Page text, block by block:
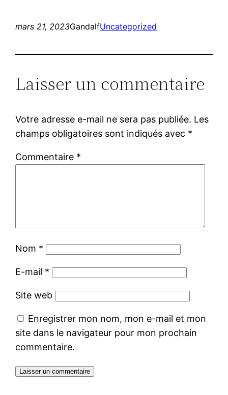
mars 21, 2023GandalfUncategorized
Laisser un commentaire
Votre adresse e-mail ne sera pas publiée. Les
champs obligatoires sont indiqués avec *
Commentaire *
Nom *
E-mail *
Site web
Enregistrer mon nom, mon e-mail et mon
site dans le navigateur pour mon prochain
commentaire.